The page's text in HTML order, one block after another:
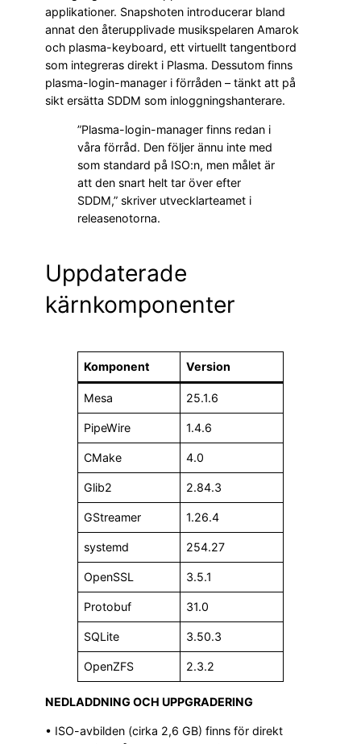
applikationer. Snapshoten introducerar bland
annat den återupplivade musikspelaren Amarok
och plasma-keyboard, ett virtuellt tangentbord
som integreras direkt i Plasma. Dessutom finns
plasma-login-manager i förråden – tänkt att på
sikt ersätta SDDM som inloggningshanterare.
”Plasma-login-manager finns redan i
våra förråd. Den följer ännu inte med
som standard på ISO:n, men målet är
att den snart helt tar över efter
SDDM,” skriver utvecklarteamet i
releasenotorna.
Uppdaterade
kärnkomponenter
Komponent Version
Mesa 25.1.6
PipeWire 1.4.6
CMake 4.0
Glib2 2.84.3
GStreamer 1.26.4
systemd 254.27
OpenSSL 3.5.1
Protobuf 31.0
SQLite 3.50.3
OpenZFS 2.3.2
NEDLADDNING OCH UPPGRADERING
• ISO-avbilden (cirka 2,6 GB) finns för direkt